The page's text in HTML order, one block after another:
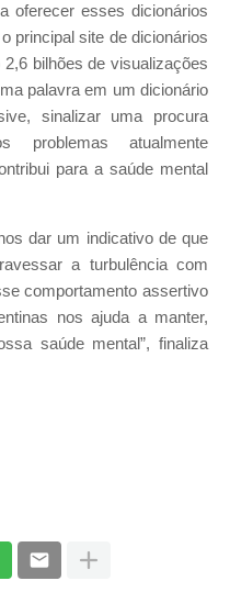
oferecer esses dicionários
principal site de dicionários
bilhões de visualizações
palavra em um dicionário
sinalizar uma procura
problemas atualmente
para a saúde mental
dar um indicativo de que
a turbulência com
comportamento assertivo
nos ajuda a manter,
saúde mental”, finaliza